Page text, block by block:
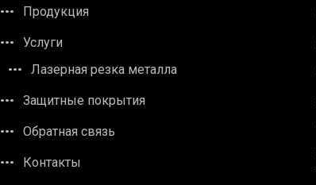
Продукция
Услуги
Лазерная резка металла
Защитные покрытия
Обратная связь
Контакты